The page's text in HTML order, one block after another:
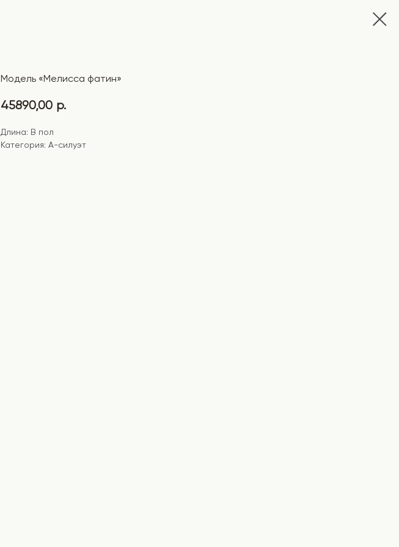
Модель «Мелисса фатин»
45890,00 р.
Длина: В пол
Категория: А-силуэт